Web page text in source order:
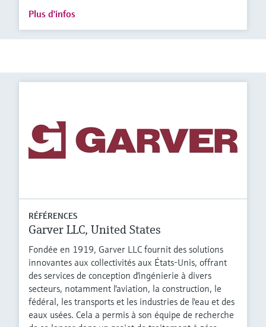
Plus d'infos
RÉFÉRENCES
Garver LLC, United States
Fondée en 1919, Garver LLC fournit des solutions
innovantes aux collectivités aux États-Unis, offrant
des services de conception d'ingénierie à divers
secteurs, notamment l'aviation, la construction, le
fédéral, les transports et les industries de l'eau et des
eaux usées. Cela a permis à son équipe de recherche